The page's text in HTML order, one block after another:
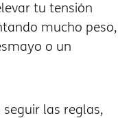
tu tensión
mucho peso,
o un
las reglas,